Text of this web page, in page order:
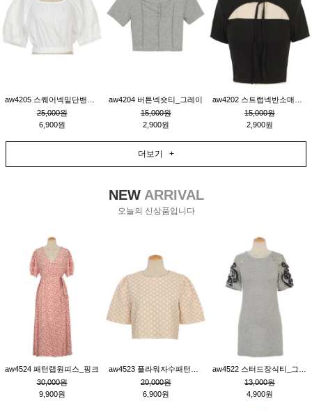
25,000원
6,900원
aw4204 버튼넥숏티_그레이
15,000원
2,900원
15,000원
2,900원
더보기 +
NEWARRIVAL
오늘의 신상품입니다
aw4524 패턴랩원피스_핑크
30,000원
9,900원
20,000원
6,900원
13,000원
4,900원